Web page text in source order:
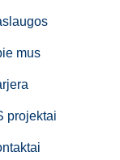
mus
projektai
Kaune
įgytų